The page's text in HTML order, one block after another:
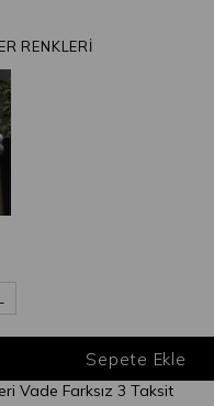
RENKLERİ
Vade Farksız 3 Taksit